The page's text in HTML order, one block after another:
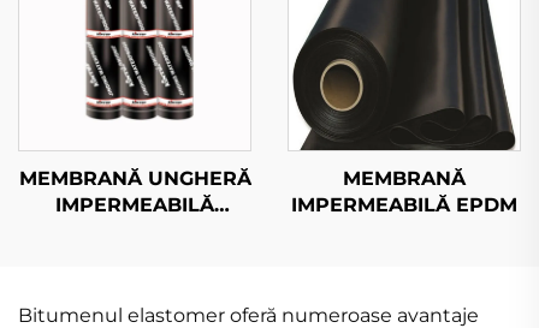
MEMBRANĂ UNGHERĂ
IMPERMEABILĂ
MEMBRANĂ
IMPERMEABILĂ EPDM
Bitumenul elastomer oferă numeroase avantaje